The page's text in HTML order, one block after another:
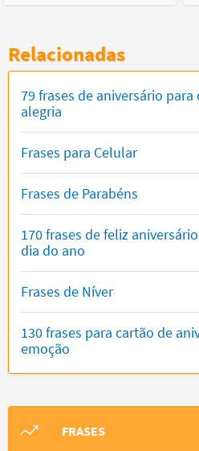
Relacionadas
79 frases de aniversário
alegria
Frases para Celular
Frases de Parabéns
170 frases de feliz
dia do ano
Frases de Níver
130 frases para cartão de
emoção
FRASES